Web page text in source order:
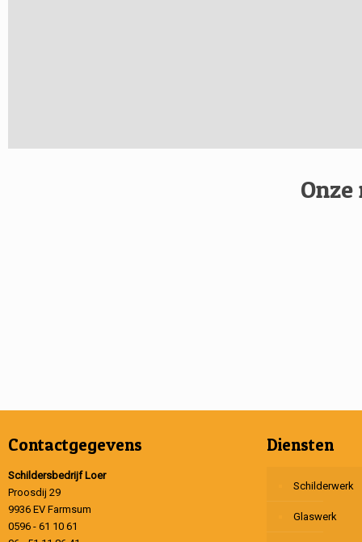
Contactgegevens
Schildersbedrijf Loer
Proosdij 29
9936 EV Farmsum
0596 - 61 10 61
Diensten
Schilderwerk
Glaswerk